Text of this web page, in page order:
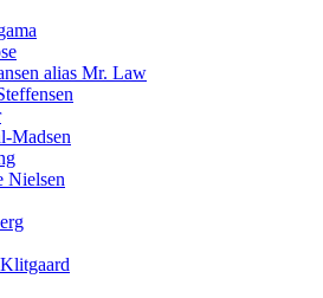
alias Mr. Law
Madsen
Nielsen